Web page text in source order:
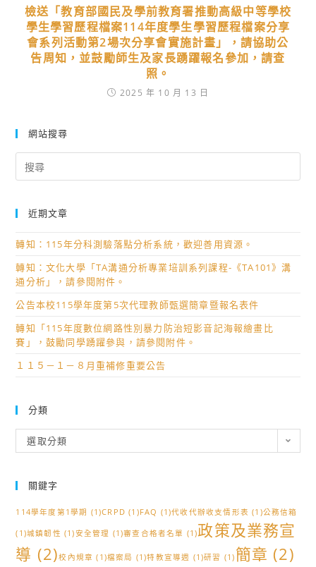
檢送「教育部國民及學前教育署推動高級中等學校
學生學習歷程檔案114年度學生學習歷程檔案分享
會系列活動第2場次分享會實施計畫」，請協助公
告周知，並鼓勵師生及家長踴躍報名參加，請查
照。
2025 年 10 月 13 日
網站搜尋
for:
近期文章
轉知：115年分科測驗落點分析系統，歡迎善用資源。
轉知：文化大學「TA溝通分析專業培訓系列課程-《TA101》溝
通分析」，請參閱附件。
公告本校115學年度第5次代理教師甄選簡章暨報名表件
轉知「115年度數位網路性別暴力防治短影音記海報繪畫比
賽」，鼓勵同學踴躍參與，請參閱附件。
１１５－１－８月重補修重要公告
分類
類
選取分類
關鍵字
114學年度第1學期 (1)CRPD (1)FAQ (1)代收代辦收支情形表 (1)公務信箱
(1)城鎮韌性 (1)安全管理 (1)審查合格者名單 (1)政策及業務宣
導 (2)校內規章 (1)檔案局 (1)特教宣導週 (1)研習 (1) 簡章 (2)